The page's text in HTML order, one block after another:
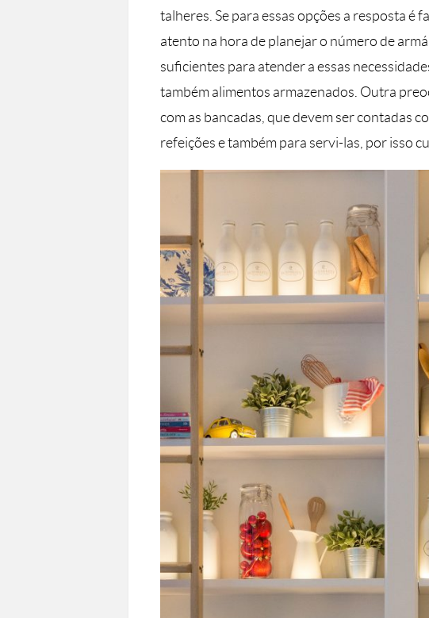
talheres. Se para essas opções a resposta é
atento na hora de planejar o número de
suficientes para atender a essas
também alimentos armazenados. Outra
com as bancadas, que devem ser contadas
refeições e também para servi-las, por isso